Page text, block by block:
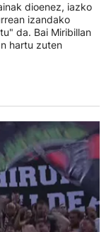
dioenez, iazko
izandako
da. Bai Miribillan
hartu zuten